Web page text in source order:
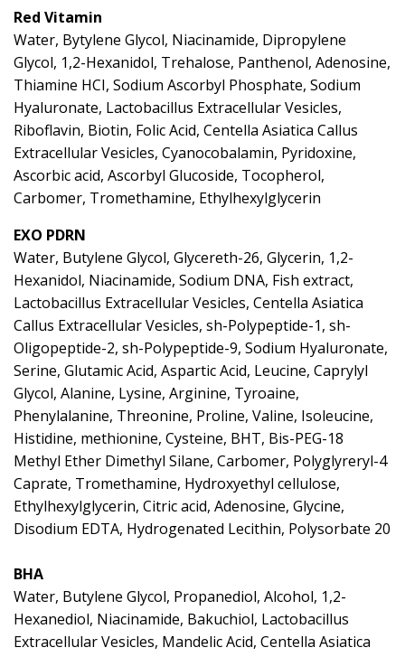
Red Vitamin
Water, Bytylene Glycol, Niacinamide, Dipropylene
Glycol, 1,2-Hexanidol, Trehalose, Panthenol, Adenosine,
Thiamine HCI, Sodium Ascorbyl Phosphate, Sodium
Hyaluronate, Lactobacillus Extracellular Vesicles,
Riboflavin, Biotin, Folic Acid, Centella Asiatica Callus
Extracellular Vesicles, Cyanocobalamin, Pyridoxine,
Ascorbic acid, Ascorbyl Glucoside, Tocopherol,
Carbomer, Tromethamine, Ethylhexylglycerin
EXO PDRN
Water, Butylene Glycol, Glycereth-26, Glycerin, 1,2-
Hexanidol, Niacinamide, Sodium DNA, Fish extract,
Lactobacillus Extracellular Vesicles, Centella Asiatica
Callus Extracellular Vesicles, sh-Polypeptide-1, sh-
Oligopeptide-2, sh-Polypeptide-9, Sodium Hyaluronate,
Serine, Glutamic Acid, Aspartic Acid, Leucine, Caprylyl
Glycol, Alanine, Lysine, Arginine, Tyroaine,
Phenylalanine, Threonine, Proline, Valine, Isoleucine,
Histidine, methionine, Cysteine, BHT, Bis-PEG-18
Methyl Ether Dimethyl Silane, Carbomer, Polyglyreryl-4
Caprate, Tromethamine, Hydroxyethyl cellulose,
Ethylhexylglycerin, Citric acid, Adenosine, Glycine,
Disodium EDTA, Hydrogenated Lecithin, Polysorbate 20
BHA
Water, Butylene Glycol, Propanediol, Alcohol, 1,2-
Hexanediol, Niacinamide, Bakuchiol, Lactobacillus
Extracellular Vesicles, Mandelic Acid, Centella Asiatica